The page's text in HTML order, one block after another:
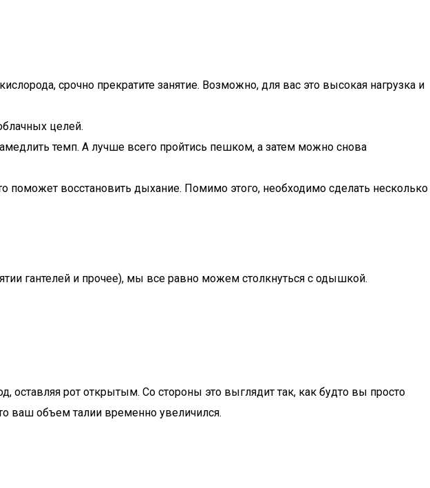
срочно прекратите занятие. Возможно, для вас это высокая нагрузка и
целей.
темп. А лучше всего пройтись пешком, а затем можно снова
восстановить дыхание. Помимо этого, необходимо сделать несколько
гантелей и прочее), мы все равно можем столкнуться с одышкой.
оставляя рот открытым. Со стороны это выглядит так, как будто вы просто
ваш объем талии временно увеличился.